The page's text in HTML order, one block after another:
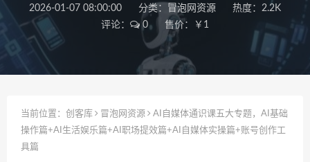
2026-01-07 08:00:00 分类： 冒泡网资源
热度：2.2K
评论：
0 售价：￥1
当前位置： 创客库 冒泡网资源
AI自媒体通识课五大专题，AI基础
操作篇+AI生活娱乐篇+AI职场提效篇+AI自媒体实操篇+账号创作工
具篇